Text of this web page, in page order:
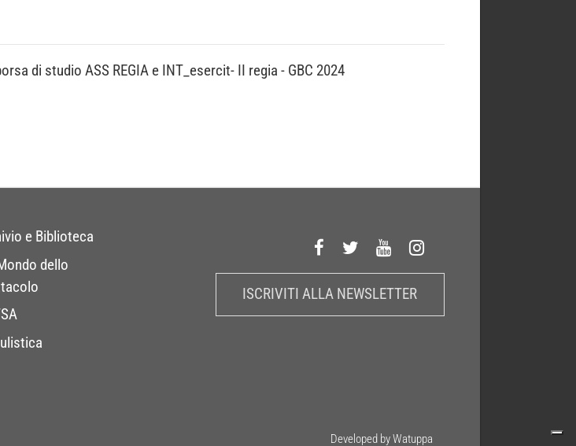
di studio ASS REGIA e INT_esercit- II regia - GBC 2024
ISCRIVITI ALLA NEWSLETTER
e Biblioteca
dello
Developed by Watuppa